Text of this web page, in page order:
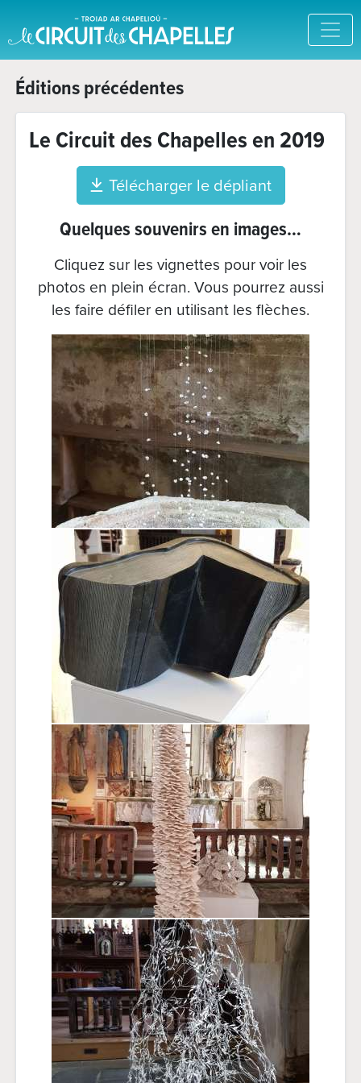
Éditions précédentes
Le Circuit des Chapelles en 2019
Télécharger le dépliant
Quelques souvenirs en images…
Cliquez sur les vignettes pour voir les
photos en plein écran. Vous pourrez aussi
les faire défiler en utilisant les flèches.